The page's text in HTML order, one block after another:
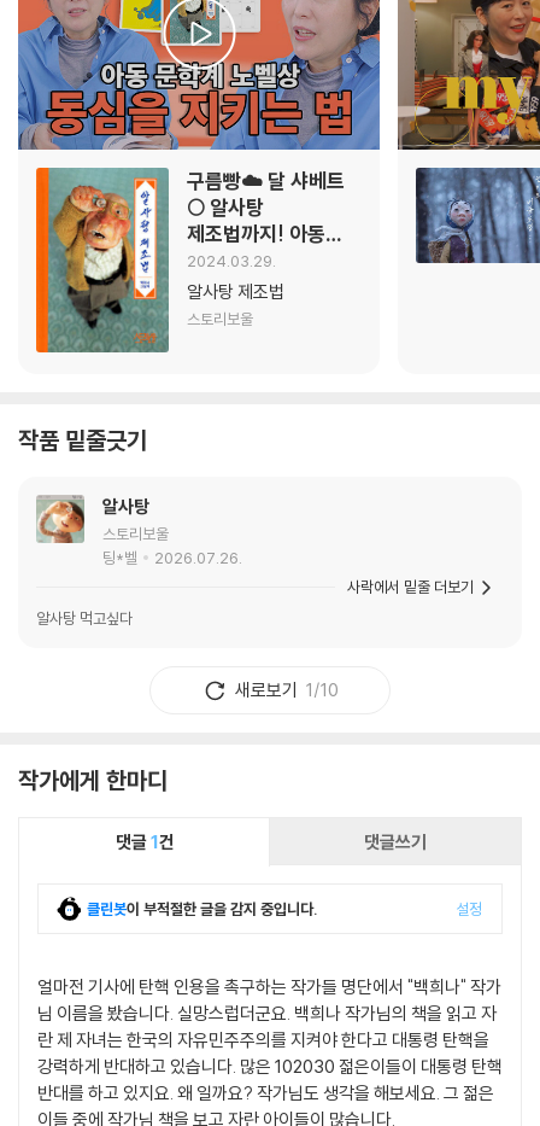
구름빵☁️ 달 샤베트
🌕 알사탕
제조법까지! 아동
문학계 노벨상
수상자에게
동심이란? | 작가
2024.03.29.
알사탕 제조법
스토리보울
작품 밑줄긋기
알사탕
스토리보울
팅*벨
2026.07.26.
알사탕 먹고싶다
사락에서 밑줄 더보기
새로보기 1/10
작가에게 한마디
댓글1건 댓글쓰기
클린봇이 부적절한 글을 감지 중입니다. 설정
얼마전 기사에 탄핵 인용을 촉구하는 작가들 명단에서 "백희나" 작가
님 이름을 봤습니다. 실망스럽더군요. 백희나 작가님의 책을 읽고 자
란 제 자녀는 한국의 자유민주주의를 지켜야 한다고 대통령 탄핵을
강력하게 반대하고 있습니다. 많은 102030 젊은이들이 대통령 탄핵
반대를 하고 있지요. 왜 일까요? 작가님도 생각을 해보세요. 그 젊은
이들 중에 작가님 책을 보고 자란 아이들이 많습니다.